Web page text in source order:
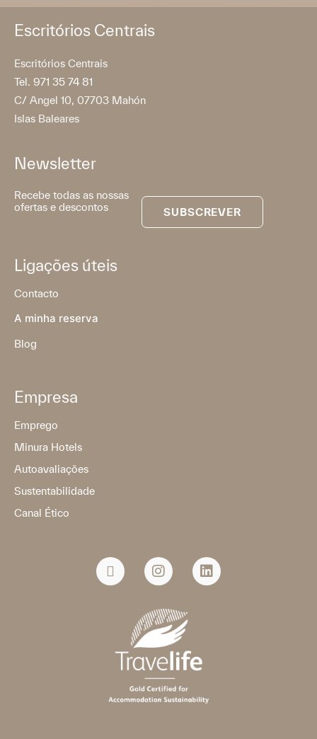
Escritórios Centrais
Escritórios Centrais
Tel. 971 35 74 81
C/ Angel 10, 07703 Mahón
Islas Baleares
Newsletter
Recebe todas as nossas
ofertas e descontos
SUBSCREVER
Ligações úteis
Contacto
A minha reserva
Blog
Empresa
Emprego
Minura Hotels
Autoavaliações
Sustentabilidade
Canal Ético